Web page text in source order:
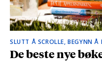
SLUTT Å SCROLLE, BEGYNN Å
De beste nye